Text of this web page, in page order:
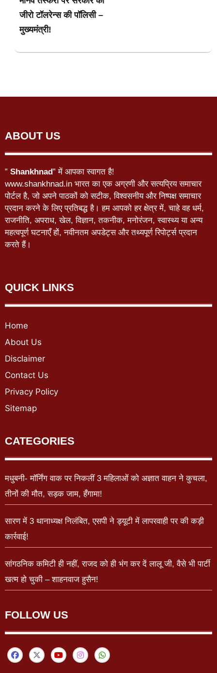
जीरो टॉलरेन्स की पॉलिसी –
मुख्यमंत्री!
ABOUT US
” Shankhnad” में आपका स्वागत है!
www.shankhnad.in भारत का एक अग्रणी और सत्यप्रिय समाचार
पोर्टल है, जो अपने पाठकों को सटीक, विश्वसनीय और निष्पक्ष समाचार
प्रदान करने के लिए प्रतिबद्ध है। हम आपको हर क्षेत्र में, चाहे वह धर्म,
राजनीति, अपराध, खेल, विज्ञान, तकनीक, मनोरंजन, स्वास्थ्य या अन्य
महत्वपूर्ण घटनाएँ हों, नवीनतम अपडेट्स और तथ्यपूर्ण रिपोर्ट्स प्रदान
करते हैं।
QUICK LINKS
Home
About Us
Disclaimer
Contact Us
Privacy Policy
Sitemap
CATEGORIES
मधुबनी- मॉर्निंग वाक पर निकलीं 3 महिलाओं को अज्ञात वाहन ने कुचला,
तीनों की मौत, सड़क जाम, हँगामा!
सारण में 3 थानाध्यक्ष निलंबित, एसपी ने ड्यूटी में लापरवाही पर की कड़ी
कार्रवाई!
सांगठनिक कमिटी ही नहीं, राजद को ही भंग कर दें लालू जी, वैसे भी पार्टी
खत्म हो चुकी – शाहनवाज हुसैन!
FOLLOW US